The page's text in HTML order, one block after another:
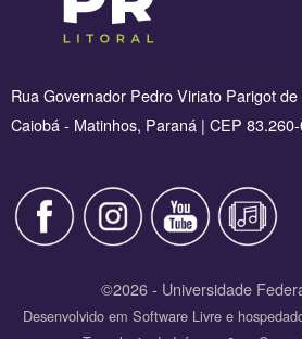
Rua Governador Pedro Viriato Parigot
Caiobá - Matinhos, Paraná | CEP
©2026 - Universidade
Desenvolvido em Software Livre e